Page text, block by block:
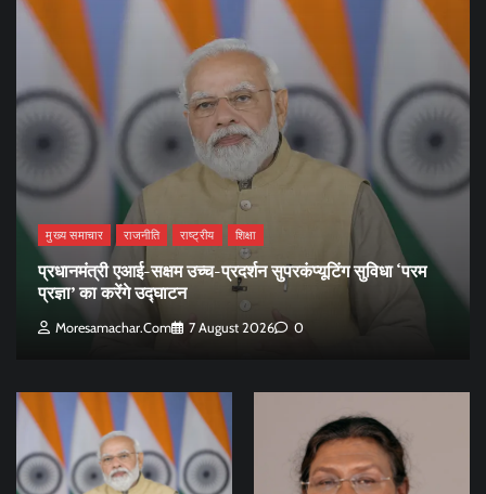
मुख्य समाचार राजनीति राष्ट्रीय शिक्षा
प्रधानमंत्री एआई-सक्षम उच्च-प्रदर्शन सुपरकंप्यूटिंग सुविधा ‘परम
प्रज्ञा’ का करेंगे उद्घाटन
Moresamachar.com 7 August 2026 0